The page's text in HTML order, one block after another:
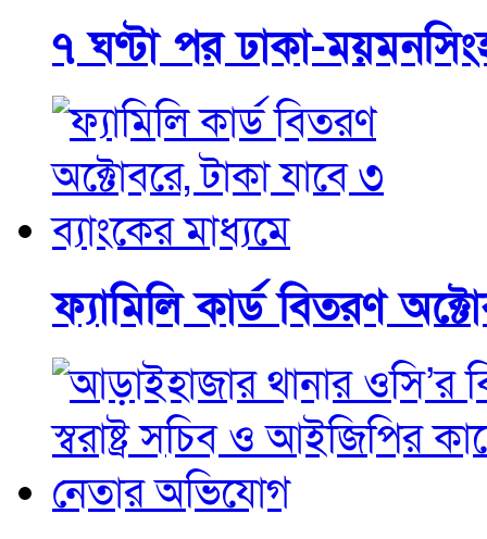
৭ ঘণ্টা পর ঢাকা-
ফ্যামিলি কার্ড বিতরণ